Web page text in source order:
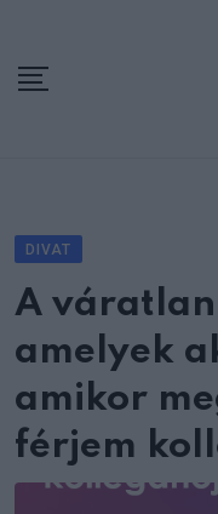
content
DIVAT
A váratlan
amelyek
amikor
férjem